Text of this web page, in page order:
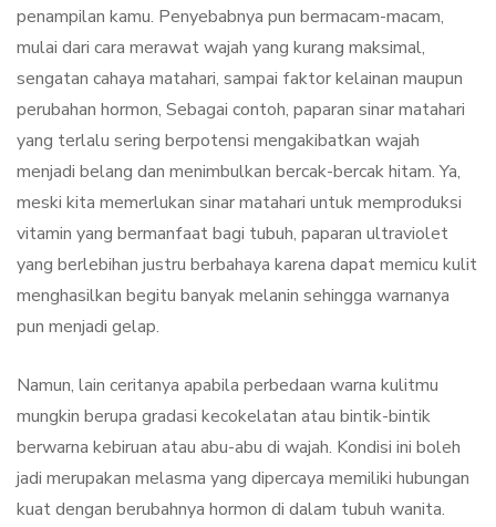
penampilan kamu. Penyebabnya pun bermacam-macam,
mulai dari cara merawat wajah yang kurang maksimal,
sengatan cahaya matahari, sampai faktor kelainan maupun
perubahan hormon, Sebagai contoh, paparan sinar matahari
yang terlalu sering berpotensi mengakibatkan wajah
menjadi belang dan menimbulkan bercak-bercak hitam. Ya,
meski kita memerlukan sinar matahari untuk memproduksi
vitamin yang bermanfaat bagi tubuh, paparan ultraviolet
yang berlebihan justru berbahaya karena dapat memicu kulit
menghasilkan begitu banyak melanin sehingga warnanya
pun menjadi gelap.
Namun, lain ceritanya apabila perbedaan warna kulitmu
mungkin berupa gradasi kecokelatan atau bintik-bintik
berwarna kebiruan atau abu-abu di wajah. Kondisi ini boleh
jadi merupakan melasma yang dipercaya memiliki hubungan
kuat dengan berubahnya hormon di dalam tubuh wanita.